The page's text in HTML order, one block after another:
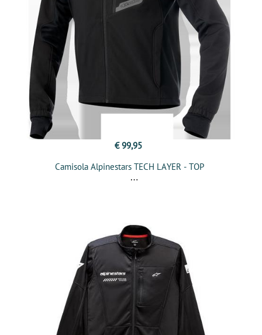
€ 99,95
Camisola Alpinestars TECH LAYER - TOP